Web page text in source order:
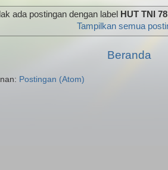
COMPENSATION PLAN MENUS
ada postingan dengan label HUT TNI
Tampilkan semua
Beranda
Postingan (Atom)